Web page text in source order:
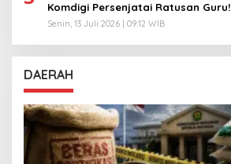
Komdigi Persenjatai Ratusan Guru!
Senin, 13 Juli 2026 | 09:12 WIB
DAERAH